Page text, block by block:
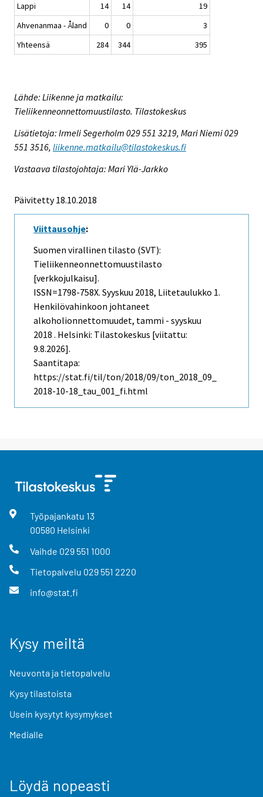
Lappi
14 14
19
Ahvenanmaa - Åland
0 0
3
Yhteensä
284 344 395
Lähde: Liikenne ja matkailu:
Tieliikenneonnettomuustilasto. Tilastokeskus
Lisätietoja: Irmeli Segerholm 029 551 3219, Mari Niemi 029
551 3516, liikenne.matkailu@tilastokeskus.fi
Vastaava tilastojohtaja: Mari Ylä-Jarkko
Päivitetty 18.10.2018
Viittausohje:
Suomen virallinen tilasto (SVT):
Tieliikenneonnettomuustilasto
[verkkojulkaisu].
ISSN=1798-758X. Syyskuu 2018, Liitetaulukko 1.
Henkilövahinkoon johtaneet
alkoholionnettomuudet, tammi - syyskuu
2018 . Helsinki: Tilastokeskus [viitattu:
9.8.2026].
Saantitapa:
https://stat.fi/til/ton/2018/09/ton_2018_09_
2018-10-18_tau_001_fi.html
Työpajankatu 13
00580 Helsinki
Vaihde 029 551 1000
Tietopalvelu 029 551 2220
info@stat.fi
Kysy meiltä
Neuvonta ja tietopalvelu
Kysy tilastoista
Usein kysytyt kysymykset
Medialle
Löydä nopeasti